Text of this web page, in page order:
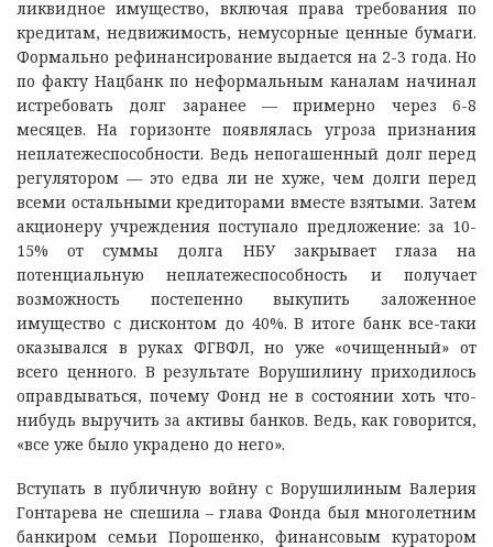
ликвидное имущество, включая права требования по
кредитам, недвижимость, немусорные ценные бумаги.
Формально рефинансирование выдается на 2-3 года. Но
по факту Нацбанк по неформальным каналам начинал
истребовать долг заранее — примерно через 6-8
месяцев. На горизонте появлялась угроза признания
неплатежеспособности. Ведь непогашенный долг перед
регулятором — это едва ли не хуже, чем долги перед
всеми остальными кредиторами вместе взятыми. Затем
акционеру учреждения поступало предложение: за 10-
15% от суммы долга НБУ закрывает глаза на
потенциальную неплатежеспособность и получает
возможность постепенно выкупить заложенное
имущество с дисконтом до 40%. В итоге банк все-таки
оказывался в руках ФГВФЛ, но уже «очищенный» от
всего ценного. В результате Ворушилину приходилось
оправдываться, почему Фонд не в состоянии хоть что-
нибудь выручить за активы банков. Ведь, как говорится,
«все уже было украдено до него».
Вступать в публичную войну с Ворушилиным Валерия
Гонтарева не спешила – глава Фонда был многолетним
банкиром семьи Порошенко, финансовым куратором